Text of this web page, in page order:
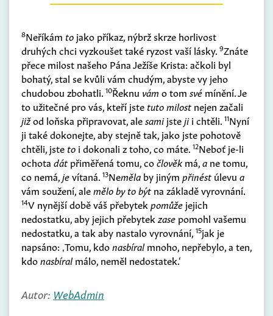
8Neříkám to jako příkaz, nýbrž skrze horlivost
druhých chci vyzkoušet také ryzost vaší lásky. 9Znáte
přece milost našeho Pána Ježíše Krista: ačkoli byl
bohatý, stal se kvůli vám chudým, abyste vy jeho
chudobou zbohatli. 10Řeknu vám o tom své mínění. Je
to užitečné pro vás, kteří jste tuto milost nejen začali
jižod loňska připravovat, alesamijstejii chtěli. 11Nyní
ji také dokonejte, aby stejně tak, jako jste pohotově
chtěli, jste to i dokonali z toho, co máte. 12Neboť je-li
ochota dát přiměřená tomu, cočlověkmá,a ne tomu,
co nemá,jevítaná. 13Neměla by jiným přinést úlevu a
vám soužení, alemělo by to být na základě vyrovnání.
14V nynější době váš přebytek pomůže jejich
nedostatku, aby jejich přebytek zase pomohl vašemu
nedostatku, a tak aby nastalo vyrovnání, 15jak je
napsáno: ‚Tomu, kdonasbíralmnoho, nepřebylo, a ten,
kdonasbíralmálo, neměl nedostatek.‘
Autor: WebAdmin